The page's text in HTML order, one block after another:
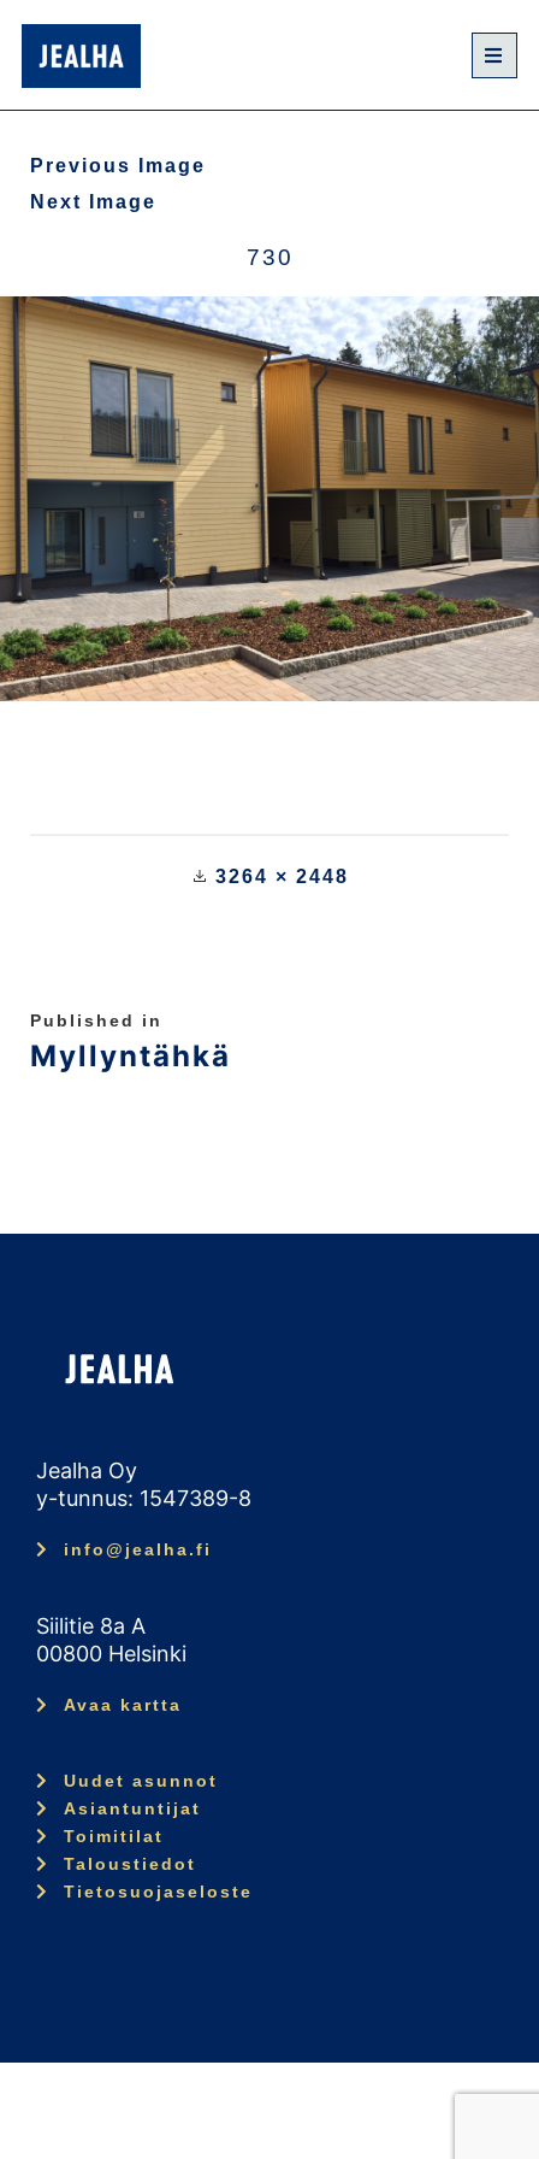
Previous Image
Next Image
730
3264 × 2448
Published in
Myllyntähkä
Jealha Oy
y-tunnus: 1547389-8
info@jealha.fi
Siilitie 8a A
00800 Helsinki
Avaa kartta
Uudet asunnot
Asiantuntijat
Toimitilat
Taloustiedot
Tietosuojaseloste